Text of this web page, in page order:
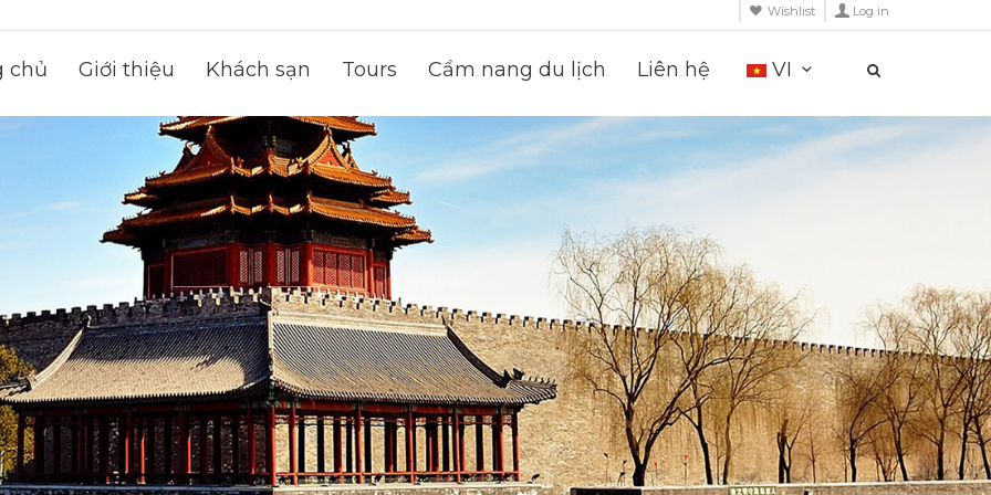
Wishlist Log in
chủ Giới thiệu Khách sạn Tours Cẩm nang du lịch Liên hệ VI